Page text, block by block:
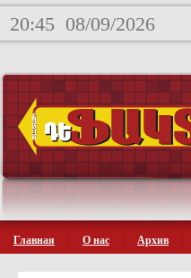
20:45 08/09/2026
Главная О нас Архив